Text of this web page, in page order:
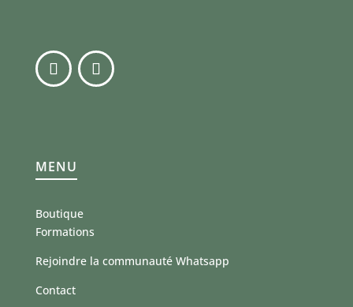
MENU
Boutique
Formations
Rejoindre la communauté Whatsapp
Contact